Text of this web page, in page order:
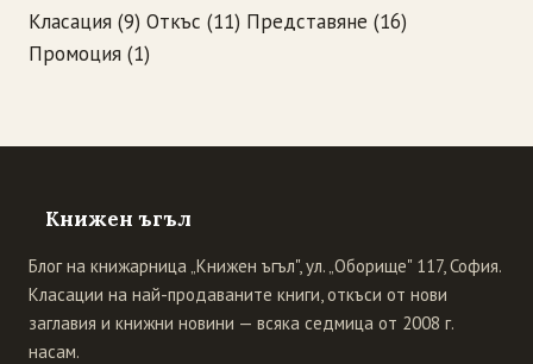
Класация (9) Откъс (11) Представяне (16)
Промоция (1)
Книжен ъгъл
Блог на книжарница „Книжен ъгъл", ул. „Оборище" 117, София.
Класации на най-продаваните книги, откъси от нови
заглавия и книжни новини — всяка седмица от 2008 г.
насам.